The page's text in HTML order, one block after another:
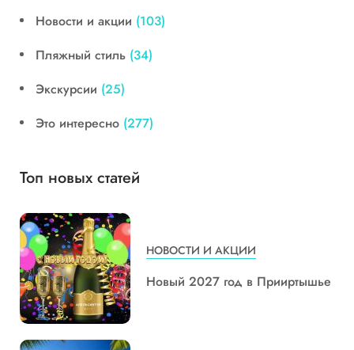
Новости и акции (103)
Пляжный стиль (34)
Экскурсии (25)
Это интересно (277)
Топ новых статей
НОВОСТИ И АКЦИИ
Новый 2027 год в Прииртышье